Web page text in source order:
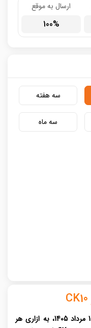
ارسال به موقع
100
سه هفته
سه ماه
قیمت میلگرد 28 ساده CK10 کویر، امروز 17 مرداد 1405، به ازاری هر